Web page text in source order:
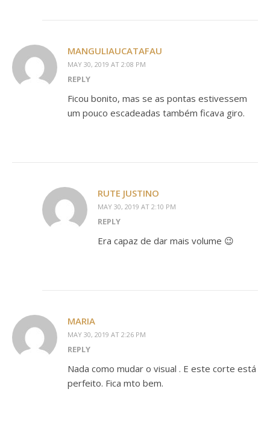
MANGULIAUCATAFAU
MAY 30, 2019 AT 2:08 PM
REPLY
Ficou bonito, mas se as pontas estivessem
um pouco escadeadas também ficava giro.
RUTE JUSTINO
MAY 30, 2019 AT 2:10 PM
REPLY
Era capaz de dar mais volume 😉
MARIA
MAY 30, 2019 AT 2:26 PM
REPLY
Nada como mudar o visual . E este corte está
perfeito. Fica mto bem.